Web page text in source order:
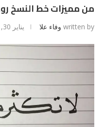
من مميزات خط النسخ
written by وفاء علا يناير 30, 2023